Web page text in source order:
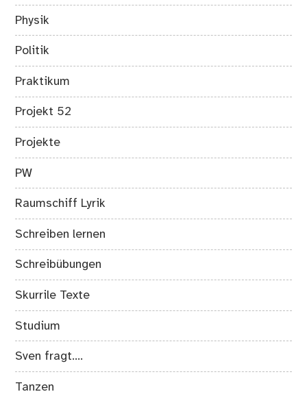
Physik
Politik
Praktikum
Projekt 52
Projekte
PW
Raumschiff Lyrik
Schreiben lernen
Schreibübungen
Skurrile Texte
Studium
Sven fragt….
Tanzen